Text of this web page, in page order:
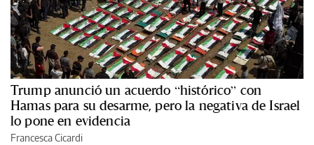
Trump anunció un acuerdo “histórico” con
Hamas para su desarme, pero la negativa de Israel
lo pone en evidencia
Francesca Cicardi